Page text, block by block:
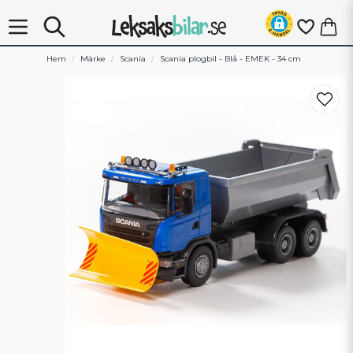
Hem Märke Scania Scania plogbil - Blå - EMEK - 34 cm